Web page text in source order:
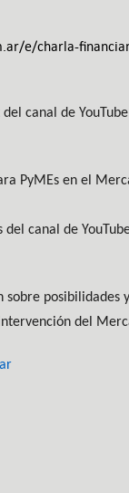
e/charla-
canal de
PyMEs en el
canal de
posibilidades
del